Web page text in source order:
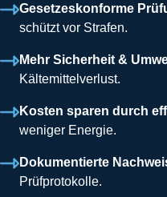
Gesetzeskonforme
schützt vor Strafen.
Mehr Sicherheit &
Kältemittelverlust.
Kosten sparen durch
weniger Energie.
Dokumentierte
Prüfprotokolle.